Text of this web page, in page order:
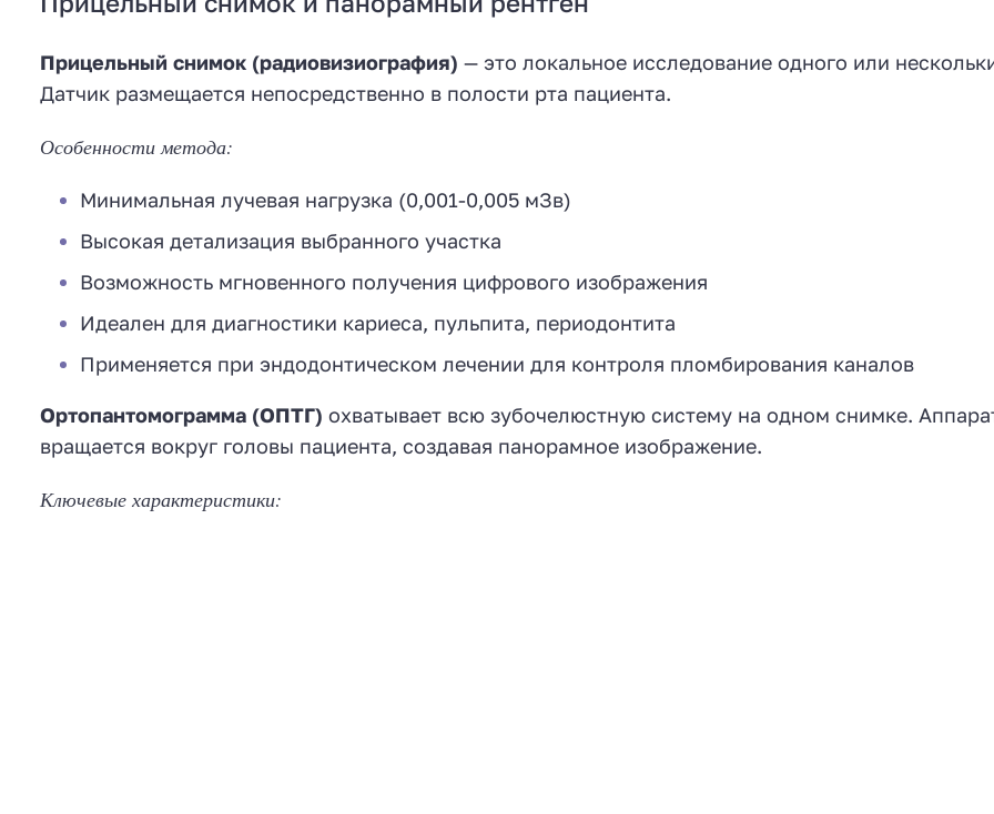
Прицельный снимок (радиовизиография) — это локальное исследование одного или
Датчик размещается непосредственно в полости рта пациента.
Особенности метода:
Минимальная лучевая нагрузка (0,001-0,005 мЗв)
Высокая детализация выбранного участка
Возможность мгновенного получения цифрового изображения
Идеален для диагностики кариеса, пульпита, периодонтита
Применяется при эндодонтическом лечении для контроля пломбирования каналов
Ортопантомограмма (ОПТГ) охватывает всю зубочелюстную систему на одном снимке.
вращается вокруг головы пациента, создавая панорамное изображение.
Ключевые характеристики: